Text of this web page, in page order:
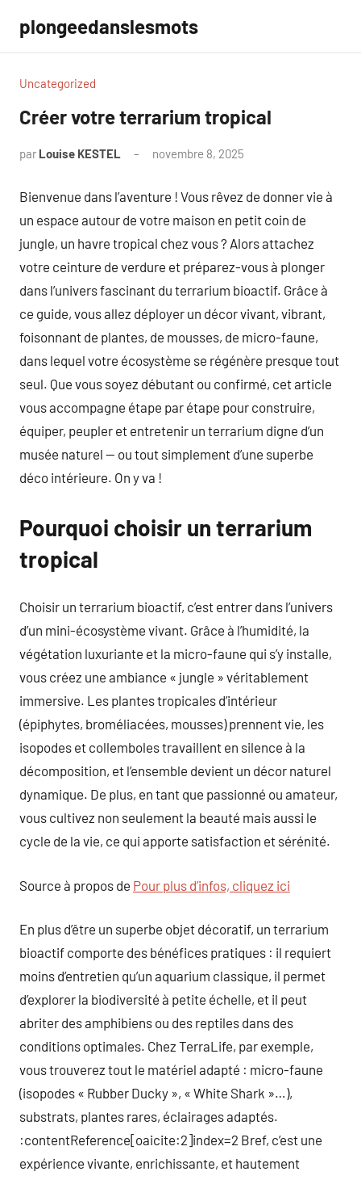
contenu
plongeedanslesmots
Uncategorized
Créer votre terrarium tropical
par Louise KESTEL novembre 8, 2025
Bienvenue dans l’aventure ! Vous rêvez de donner vie à
un espace autour de votre maison en petit coin de
jungle, un havre tropical chez vous ? Alors attachez
votre ceinture de verdure et préparez-vous à plonger
dans l’univers fascinant du terrarium bioactif. Grâce à
ce guide, vous allez déployer un décor vivant, vibrant,
foisonnant de plantes, de mousses, de micro-faune,
dans lequel votre écosystème se régénère presque tout
seul. Que vous soyez débutant ou confirmé, cet article
vous accompagne étape par étape pour construire,
équiper, peupler et entretenir un terrarium digne d’un
musée naturel — ou tout simplement d’une superbe
déco intérieure. On y va !
Pourquoi choisir un terrarium
tropical
Choisir un terrarium bioactif, c’est entrer dans l’univers
d’un mini-écosystème vivant. Grâce à l’humidité, la
végétation luxuriante et la micro-faune qui s’y installe,
vous créez une ambiance « jungle » véritablement
immersive. Les plantes tropicales d’intérieur
(épiphytes, broméliacées, mousses) prennent vie, les
isopodes et collemboles travaillent en silence à la
décomposition, et l’ensemble devient un décor naturel
dynamique. De plus, en tant que passionné ou amateur,
vous cultivez non seulement la beauté mais aussi le
cycle de la vie, ce qui apporte satisfaction et sérénité.
Source à propos de Pour plus d’infos, cliquez ici
En plus d’être un superbe objet décoratif, un terrarium
bioactif comporte des bénéfices pratiques : il requiert
moins d’entretien qu’un aquarium classique, il permet
d’explorer la biodiversité à petite échelle, et il peut
abriter des amphibiens ou des reptiles dans des
conditions optimales. Chez TerraLife, par exemple,
vous trouverez tout le matériel adapté : micro-faune
(isopodes « Rubber Ducky », « White Shark »…),
substrats, plantes rares, éclairages adaptés.
:contentReference[oaicite:2]index=2 Bref, c’est une
expérience vivante, enrichissante, et hautement